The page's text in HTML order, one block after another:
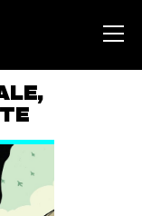
,